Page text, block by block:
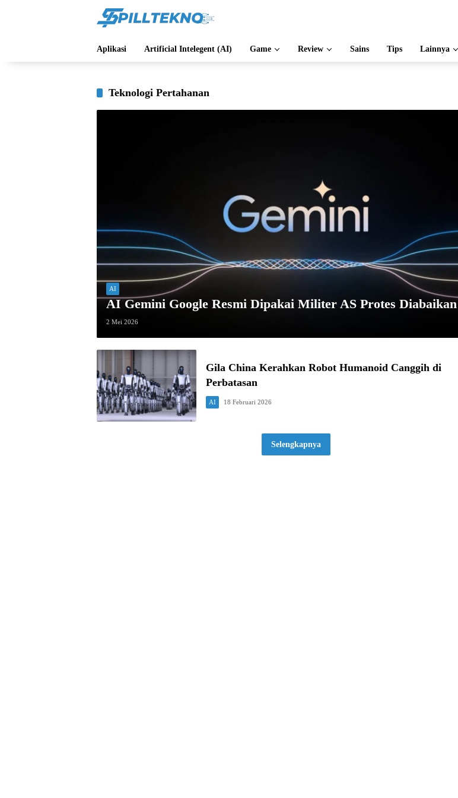
Aplikasi Artificial Intelegent (AI) Game Review Sains Tips Lainnya
Teknologi Pertahanan
AI
AI Gemini Google Resmi Dipakai Militer AS Protes Diabaikan
2 Mei 2026
Gila China Kerahkan Robot Humanoid Canggih di
Perbatasan
AI 18 Februari 2026
Selengkapnya